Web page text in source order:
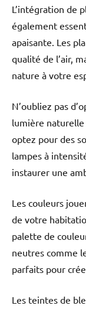
L’intégration de
également
apaisante. Les
qualité de l’air,
nature à votre
N’oubliez pas
lumière naturelle
optez pour des
lampes à
instaurer une
Les couleurs
de votre
palette de
neutres comme
parfaits pour
Les teintes de